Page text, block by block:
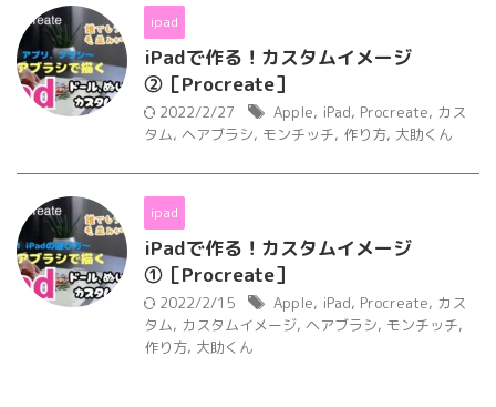
ipad
iPadで作る！カスタムイメージ
②［Procreate］
2022/2/27 Apple, iPad, Procreate, カス
タム, ヘアブラシ, モンチッチ, 作り方, 大助くん
ipad
iPadで作る！カスタムイメージ
①［Procreate］
2022/2/15 Apple, iPad, Procreate, カス
タム, カスタムイメージ, ヘアブラシ, モンチッチ,
作り方, 大助くん